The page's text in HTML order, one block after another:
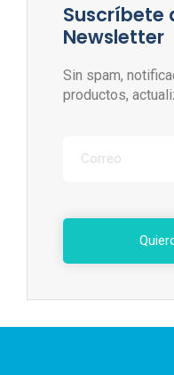
Suscríbete
Newsletter
Sin spam,
productos,